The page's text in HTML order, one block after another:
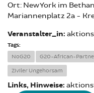
Ort: New York im
Mariannenplatz 2a -
Veranstalter_in:
Tags:
NoG20 G20-African-
Ziviler Ungehorsam
Links, Hinweise: